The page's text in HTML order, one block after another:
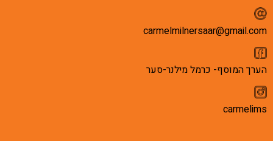
carmelmilnersaar@gmail.com
הערך המוסף- כרמל מילנר-סער
carmelims